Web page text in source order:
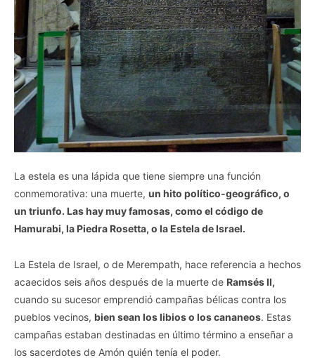
La estela es una lápida que tiene siempre una función
conmemorativa: una muerte, un hito político-geográfico, o
un triunfo. Las hay muy famosas, como el código de
Hamurabi, la Piedra Rosetta, o la Estela de Israel.
La Estela de Israel, o de Merempath, hace referencia a hechos
acaecidos seis años después de la muerte de Ramsés II,
cuando su sucesor emprendió campañas bélicas contra los
pueblos vecinos, bien sean los libios o los cananeos. Estas
campañas estaban destinadas en último término a enseñar a
los sacerdotes de Amón quién tenía el poder.